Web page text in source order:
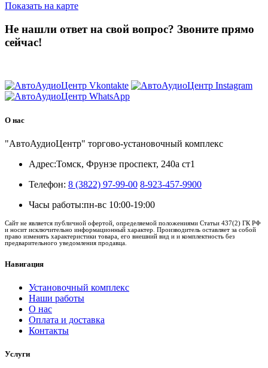
Показать на карте
Не нашли ответ на свой вопрос? Звоните прямо
сейчас!
О нас
"АвтоАудиоЦентр" торгово-установочный комплекс
Адрес:Томск, Фрунзе проспект, 240а ст1
Телефон: 8 (3822) 97-99-00 8-923-457-9900
Часы работы:пн-вс 10:00-19:00
Сайт не является публичной офертой, определяемой положениями Статьи 437(2) ГК РФ
и носит исключительно информационный характер. Производитель оставляет за собой
право изменять характеристики товара, его внешний вид и и комплектность без
предварительного уведомления продавца.
Навигация
Установочный комплекс
Наши работы
О нас
Оплата и доставка
Контакты
Услуги